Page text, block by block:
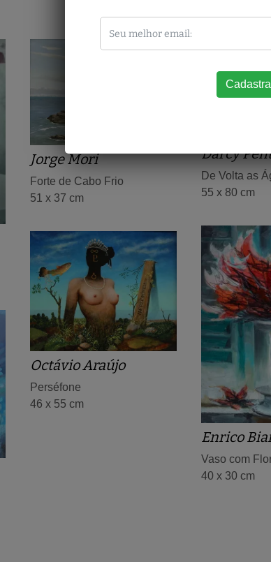
Jorge Mori
Forte de Cabo Frio
51 x 37 cm
Darcy
De Volta as
55 x 80 cm
Enrico
Vaso com
40 x 30 cm
Octávio Araújo
Perséfone
46 x 55 cm